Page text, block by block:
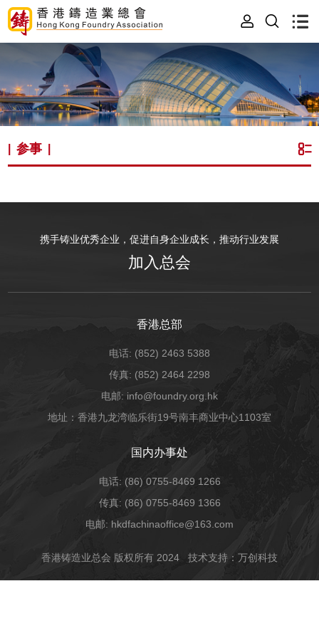
|参事
携手铸业优秀企业，促进自身企业成长，推动行业发展
加入总会
香港总部
电话: (852) 2463 5388
传真: (852) 2464 2298
电邮: info@foundry.org.hk
地址：香港九龙湾临乐街19号南丰商业中心1103室
国内办事处
电话: (86) 0755-8469 1266
传真: (86) 0755-8469 1366
电邮: hkdfachinaoffice@163.com
香港铸造业总会 版权所有 2024 技术支持：万创科技